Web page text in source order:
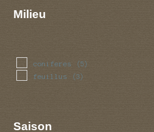
Milieu
coniferes (5)
feuillus (3)
Saison